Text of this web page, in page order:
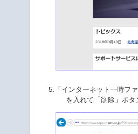
5.「インターネット一時フ
を入れて「削除」ボ